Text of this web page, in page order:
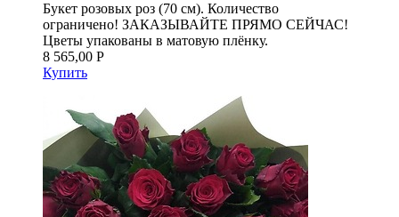
Букет розовых роз (70 см). Количество
ограничено! ЗАКАЗЫВАЙТЕ ПРЯМО СЕЙЧАС!
Цветы упакованы в матовую плёнку.
8 565,00 Р
Купить